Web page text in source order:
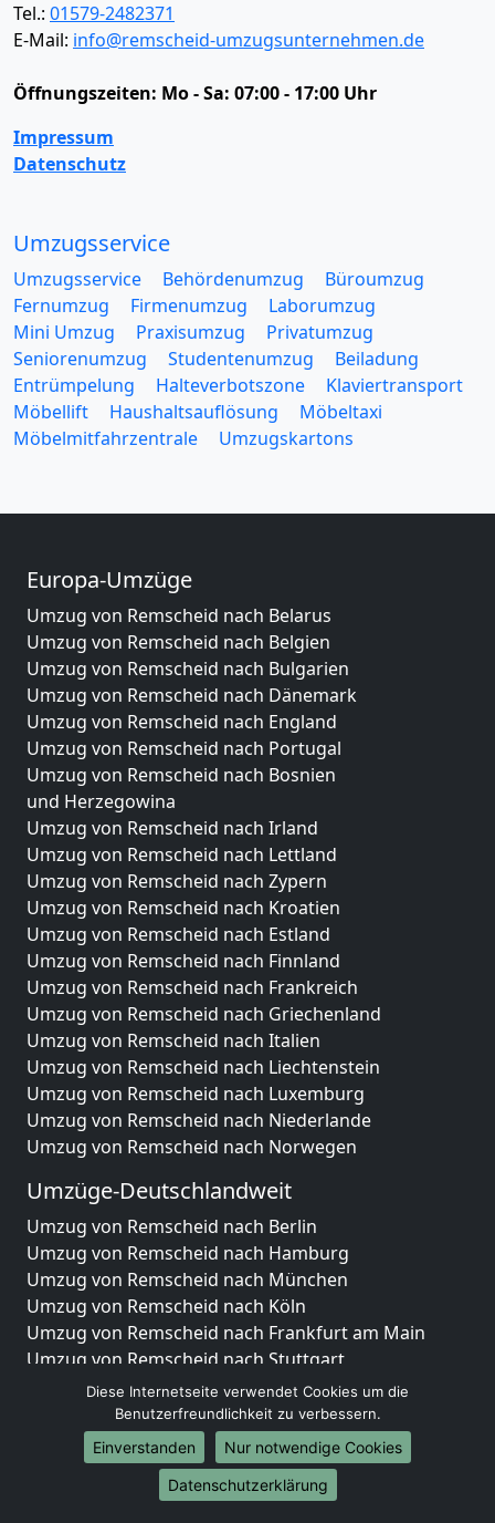
Tel.: 01579-2482371
E-Mail: info@remscheid-umzugsunternehmen.de
Öffnungszeiten: Mo - Sa: 07:00 - 17:00 Uhr
Impressum
Datenschutz
Umzugsservice
Umzugsservice Behördenumzug
Büroumzug
Fernumzug
Firmenumzug
Laborumzug
Mini Umzug
Praxisumzug
Privatumzug
Seniorenumzug
Studentenumzug
Beiladung
Entrümpelung
Halteverbotszone
Klaviertransport
Möbellift
Haushaltsauflösung
Möbeltaxi
Möbelmitfahrzentrale
Umzugskartons
Europa-Umzüge
Umzug von Remscheid nach Belarus
Umzug von Remscheid nach Belgien
Umzug von Remscheid nach Bulgarien
Umzug von Remscheid nach Dänemark
Umzug von Remscheid nach England
Umzug von Remscheid nach Portugal
Umzug von Remscheid nach Bosnien
und Herzegowina
Umzug von Remscheid nach Irland
Umzug von Remscheid nach Lettland
Umzug von Remscheid nach Zypern
Umzug von Remscheid nach Kroatien
Umzug von Remscheid nach Estland
Umzug von Remscheid nach Finnland
Umzug von Remscheid nach Frankreich
Umzug von Remscheid nach Griechenland
Umzug von Remscheid nach Italien
Umzug von Remscheid nach Liechtenstein
Umzug von Remscheid nach Luxemburg
Umzug von Remscheid nach Niederlande
Umzug von Remscheid nach Norwegen
Umzüge-Deutschlandweit
Umzug von Remscheid nach Berlin
Umzug von Remscheid nach Hamburg
Umzug von Remscheid nach München
Umzug von Remscheid nach Köln
Umzug von Remscheid nach Frankfurt am Main
Umzug von Remscheid nach Stuttgart
Umzug von Remscheid nach Düsseldorf
Umzug von Remscheid nach Leipzig
Umzug von Remscheid nach Dortmund
Umzug von Remscheid nach Essen
Umzug von Remscheid nach Bremen
Diese Internetseite verwendet Cookies um die
Benutzerfreundlichkeit zu verbessern.
Einverstanden
Nur notwendige Cookies
Datenschutzerklärung